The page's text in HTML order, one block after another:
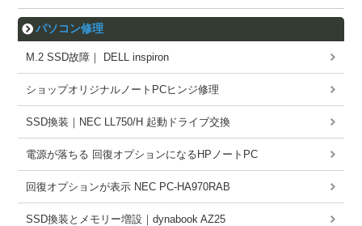
パソコン修理
M.2 SSD故障｜ DELL inspiron
ショップオリジナルノートPCヒンジ修理
SSD換装｜NEC LL750/H 起動ドライブ交換
電源が落ちる 回復オプションになるHPノートPC
回復オプションが表示 NEC PC-HA970RAB
SSD換装とメモリー増設｜dynabook AZ25